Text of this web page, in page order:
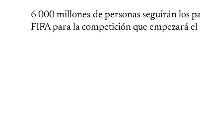
6 000 millones de personas seguirán los
FIFA para la competición que empezará